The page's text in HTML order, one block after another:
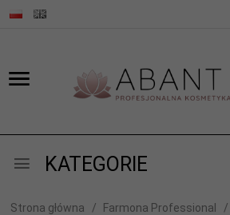
KATEGORIE
Strona główna Farmona Professional